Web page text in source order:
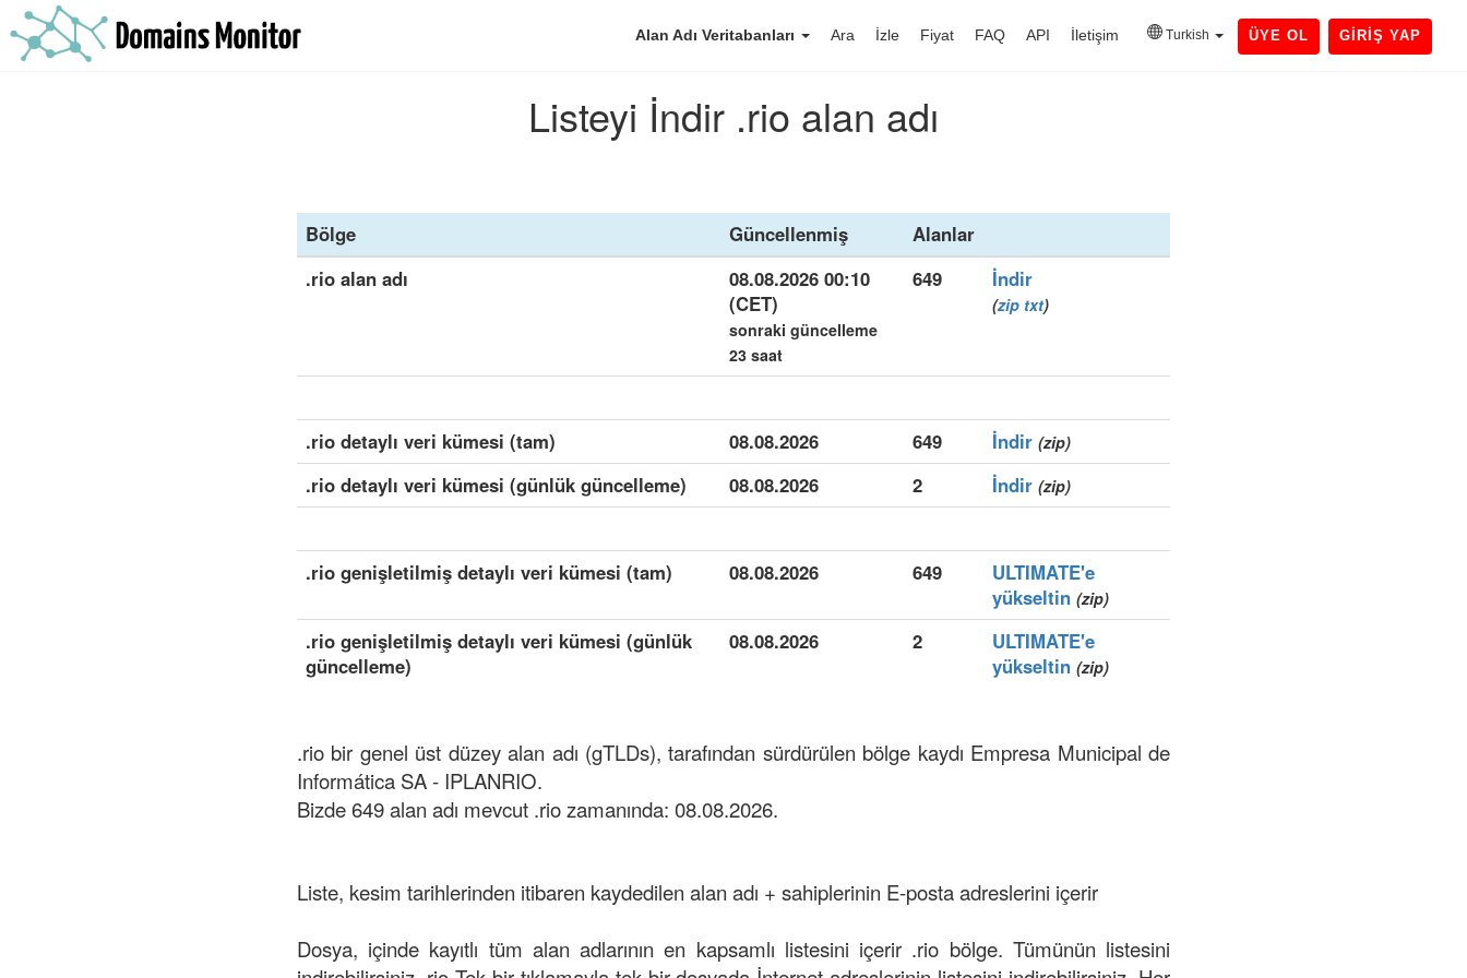
Alan Adı Veritabanları Ara İzle Fiyat FAQ API İletişim Turkish ÜYE OL GIRIŞ YAP
Listeyi İndir .rio alan adı
Bölge Güncellenmiş
Alanlar
.rio alan adı
08.08.2026 00:10
(CET)
sonraki güncelleme
23 saat
649 İndir
(zip txt)
.rio detaylı veri kümesi (tam) 08.08.2026 649 İndir (zip)
.rio detaylı veri kümesi (günlük güncelleme) 08.08.2026 2 İndir (zip)
.rio genişletilmiş detaylı veri kümesi (tam) 08.08.2026 649
ULTIMATE'e
yükseltin (zip)
.rio genişletilmiş detaylı veri kümesi (günlük
güncelleme)
08.08.2026 2
ULTIMATE'e
yükseltin (zip)
.rio bir genel üst düzey alan adı (gTLDs), tarafından sürdürülen bölge kaydı Empresa Municipal de
Informática SA - IPLANRIO.
Bizde 649 alan adı mevcut .rio zamanında: 08.08.2026.
Liste, kesim tarihlerinden itibaren kaydedilen alan adı + sahiplerinin E-posta adreslerini içerir
Dosya, içinde kayıtlı tüm alan adlarının en kapsamlı listesini içerir .rio bölge. Tümünün listesini